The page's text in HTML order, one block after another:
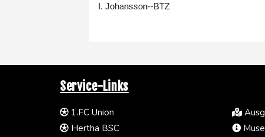
I. Johansson--BTZ
Service-Links
1.FC Union
Hertha BSC